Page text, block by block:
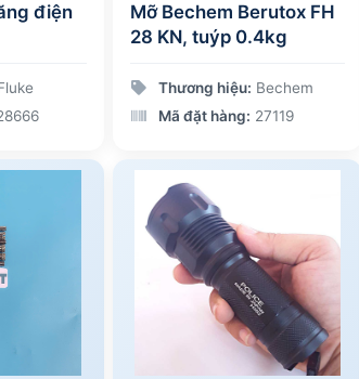
điện
Mỡ Bechem Berutox FH
28 KN, tuýp 0.4kg
Thương hiệu: Bechem
Mã đặt hàng: 27119